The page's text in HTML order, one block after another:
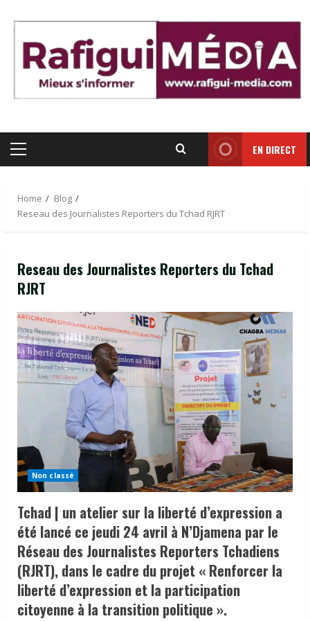
content
Primary
EN DIRECT
Home
Blog
Reseau des Journalistes Reporters du Tchad RJRT
Reseau des Journalistes Reporters du Tchad
RJRT
Non classé
Tchad | un atelier sur la liberté d’expression a
été lancé ce jeudi 24 avril à N’Djamena par le
Réseau des Journalistes Reporters Tchadiens
(RJRT), dans le cadre du projet « Renforcer la
liberté d’expression et la participation
citoyenne à la transition politique ».